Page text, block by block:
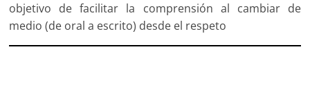
objetivo de facilitar la comprensión al cambiar de
medio (de oral a escrito) desde el respeto